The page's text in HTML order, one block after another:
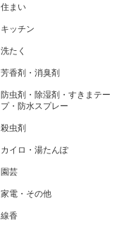
住まい
キッチン
洗たく
芳香剤・消臭剤
防虫剤・除湿剤・すきまテー
プ・防水スプレー
殺虫剤
カイロ・湯たんぽ
園芸
家電・その他
線香